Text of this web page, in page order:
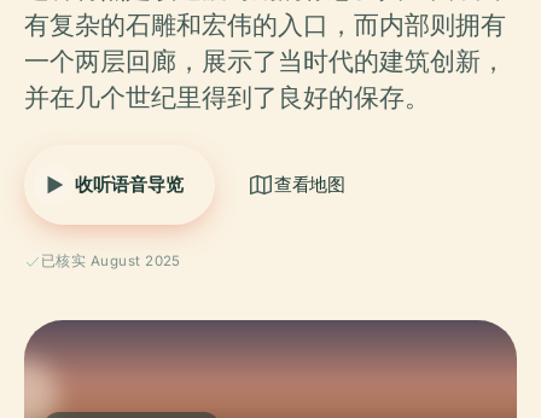
有复杂的石雕和宏伟的入口，而内部则拥有
一个两层回廊，展示了当时代的建筑创新，
并在几个世纪里得到了良好的保存。
收听语音导览 查看地图
已核实 August 2025